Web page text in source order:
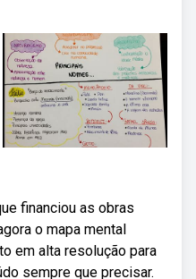
financiou as obras
o mapa mental
em alta resolução para
sempre que precisar.